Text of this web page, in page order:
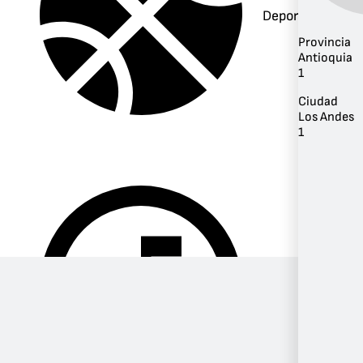
Deportes
Provincia
Antioquia
1
Ciudad
Los Andes
1